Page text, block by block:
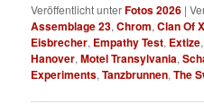
Veröffentlicht unterFotos 2026 |
Assemblage 23,Chrom,Clan Of
Eisbrecher, Empathy Test, Extize
Hanover,Motel Transylvania,
Experiments,Tanzbrunnen,The